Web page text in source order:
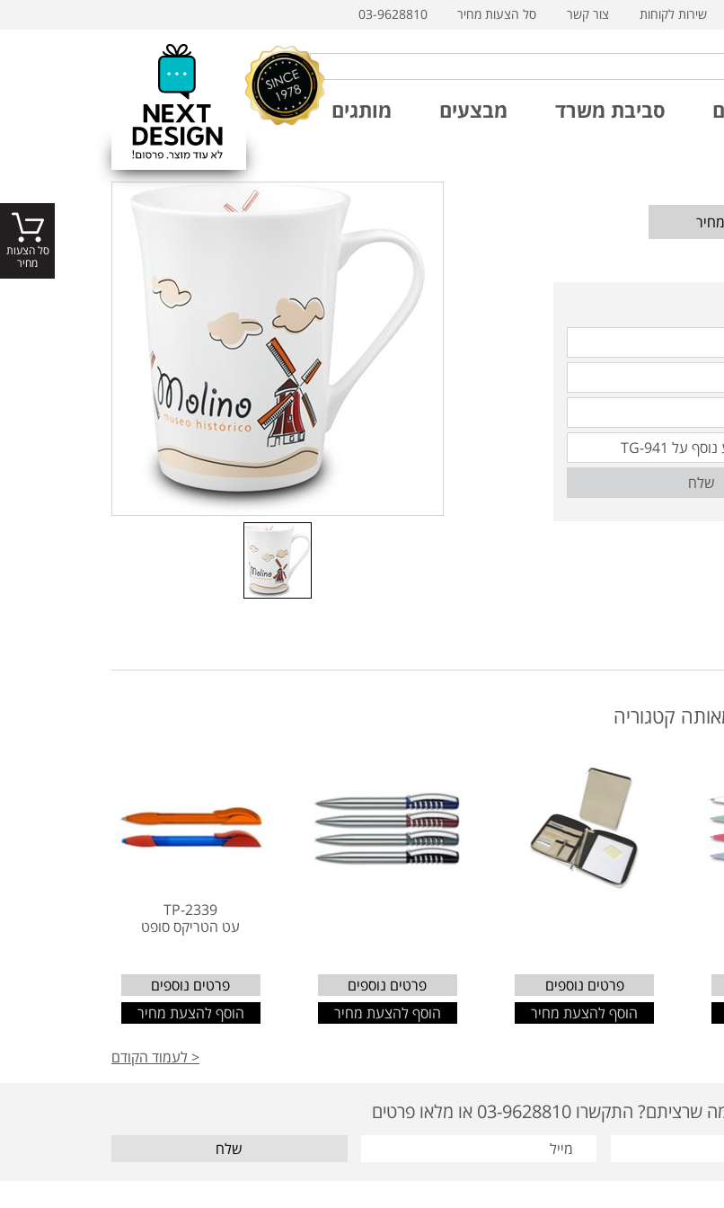
שירות לקוחות צור קשר סל הצעות מחיר 03-9628810
סביבת משרד מבצעים מותגים
שלח
קטגוריה
פרטים נוספים
הוסף להצעת מחיר
פרטים נוספים
הוסף להצעת מחיר
TP-2339
עט הטריקס סופט
פרטים נוספים
הוסף להצעת מחיר
< לעמוד הקודם
03-9628810 או מלאו פרטים
שלח
סל הצעות
מחיר